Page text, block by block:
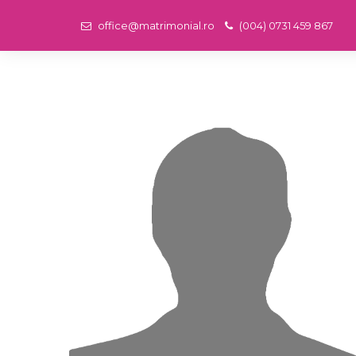
office@matrimonial.ro (004) 0731 459 867